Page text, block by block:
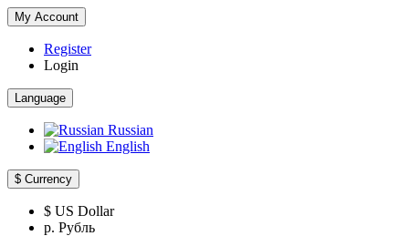
My Account
Register
Login
Language
Russian
English
$ Currency
$ US Dollar
р. Рубль